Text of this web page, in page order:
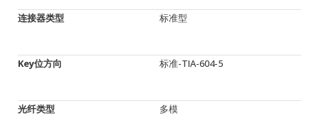
连接器类型 标准型
Key位方向 标准-TIA-604-5
光纤类型 多模